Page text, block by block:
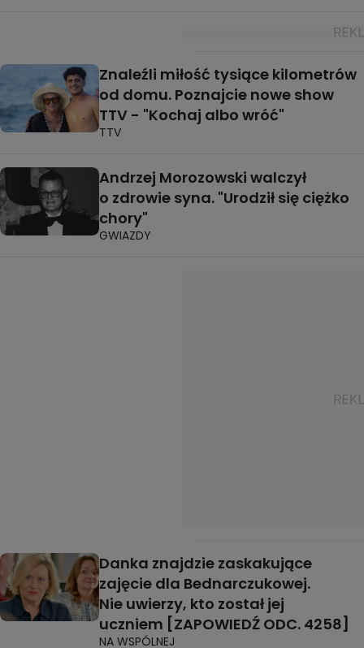
Znaleźli miłość tysiące kilometrów
od domu. Poznajcie nowe show
TTV - "Kochaj albo wróć"
TTV
Andrzej Morozowski walczył
o zdrowie syna. "Urodził się ciężko
chory"
GWIAZDY
Danka znajdzie zaskakujące
zajęcie dla Bednarczukowej.
Nie uwierzy, kto został jej
uczniem [ZAPOWIEDŹ ODC. 4258]
NA WSPÓLNEJ